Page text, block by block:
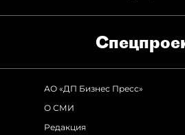
АО «ДП Бизнес Пресс»
О СМИ
Редакция